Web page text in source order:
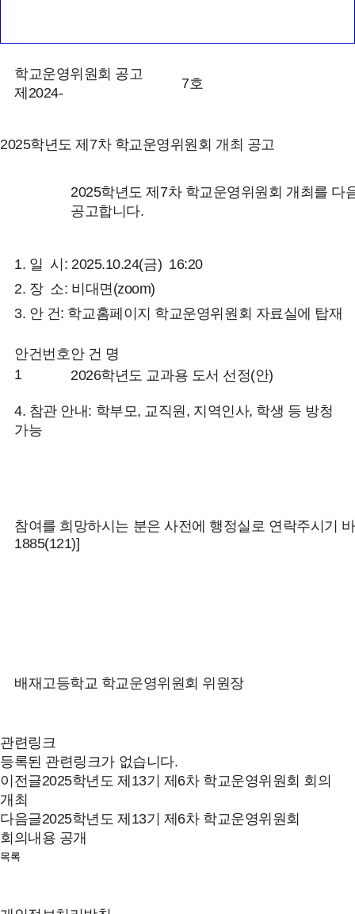
학교운영위원회 공고
제2024-
7호
2025학년도 제7차 학교운영위원회 개최 공고
2025학년도 제7차 학교운영위원회 개최를 다
공고합니다.
1. 일 시: 2025.10.24(금) 16:20
2. 장 소: 비대면(zoom)
3. 안 건: 학교홈페이지 학교운영위원회 자료실에 탑재
안건번호안 건 명
1
2026학년도 교과용 도서 선정(안)
4. 참관 안내: 학부모, 교직원, 지역인사, 학생 등 방청
가능
참여를 희망하시는 분은 사전에 행정실로 연락주시기
1885(121)]
배재고등학교 학교운영위원회 위원장
관련링크
등록된 관련링크가 없습니다.
이전글2025학년도 제13기 제6차 학교운영위원회 회의
개최
다음글2025학년도 제13기 제6차 학교운영위원회
회의내용 공개
목록